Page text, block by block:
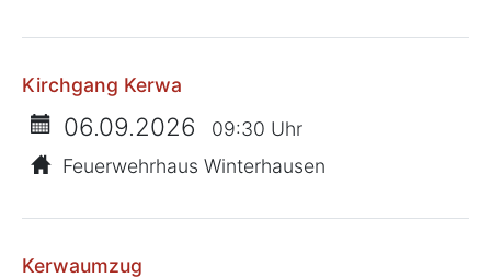
Kirchgang Kerwa
06.09.2026
09:30 Uhr
Feuerwehrhaus Winterhausen
Kerwaumzug